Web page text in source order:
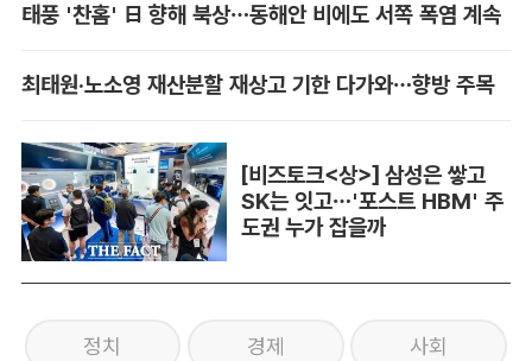
태풍 '찬홈' 日 향해 북상…동해안 비에도 서쪽 폭염 계속
최태원·노소영 재산분할 재상고 기한 다가와…향방 주목
[비즈토크<상>] 삼성은 쌓고
SK는 잇고…'포스트 HBM' 주
도권 누가 잡을까
정치 경제 사회